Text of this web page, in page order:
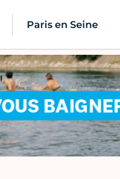
Paris en Seine